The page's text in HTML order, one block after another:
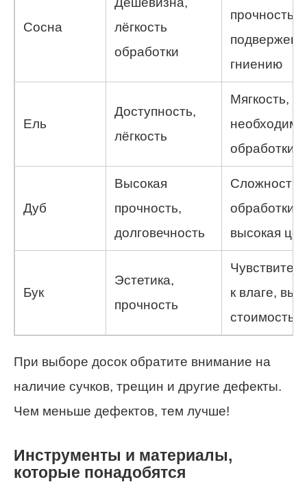
Сосна
лёгкость
обработки
прочность,
гниению
Ель
Доступность,
лёгкость
Мягкость,
обработки
Дуб
Высокая
прочность,
долговечность
Сложность
обработки,
высокая
Бук
Эстетика,
прочность
к влаге,
стоимость
При выборе досок обратите внимание на
наличие сучков, трещин и другие дефекты.
Чем меньше дефектов, тем лучше!
Инструменты и материалы,
которые понадобятся